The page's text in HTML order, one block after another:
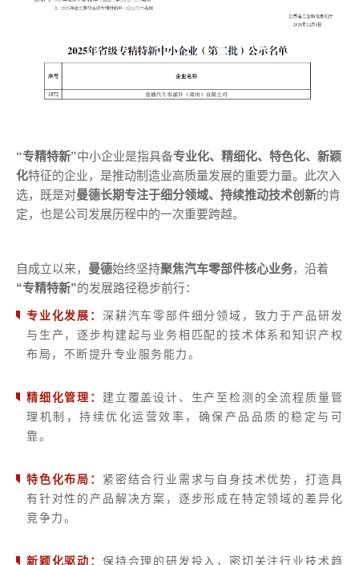
“专精特新”中小企业是指具备专业化、精细化、特色化、新颖
化特征的企业，是推动制造业高质量发展的重要力量。此次入
选，既是对曼德长期专注于细分领域、持续推动技术创新的肯
定，也是公司发展历程中的一次重要跨越。
自成立以来， 曼德始终坚持聚焦汽车零部件核心业务，沿着
“专精特新”的发展路径稳步前行：
专业化发展： 深耕汽车零部件细分领域，致力于产品研发
与生产，逐步构建起与业务相匹配的技术体系和知识产权
布局，不断提升专业服务能力。
精细化管理： 建立覆盖设计、生产至检测的全流程质量管
理机制，持续优化运营效率，确保产品品质的稳定与可
靠。
特色化布局： 紧密结合行业需求与自身技术优势，打造具
有针对性的产品解决方案，逐步形成在特定领域的差异化
竞争力。
新颖化驱动： 保持合理的研发投入，密切关注行业技术趋